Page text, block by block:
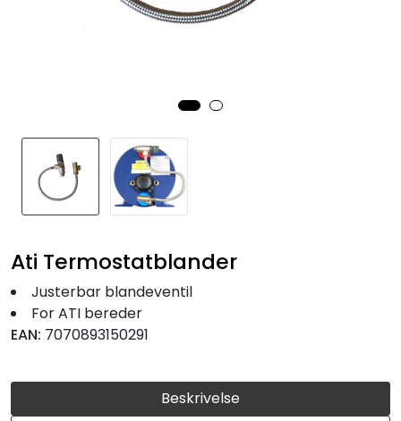
Beskrivelse
Ati Termostatblander
Justerbar blandeventil
For ATI bereder
EAN: 7070893150291
Seil
Nyheter